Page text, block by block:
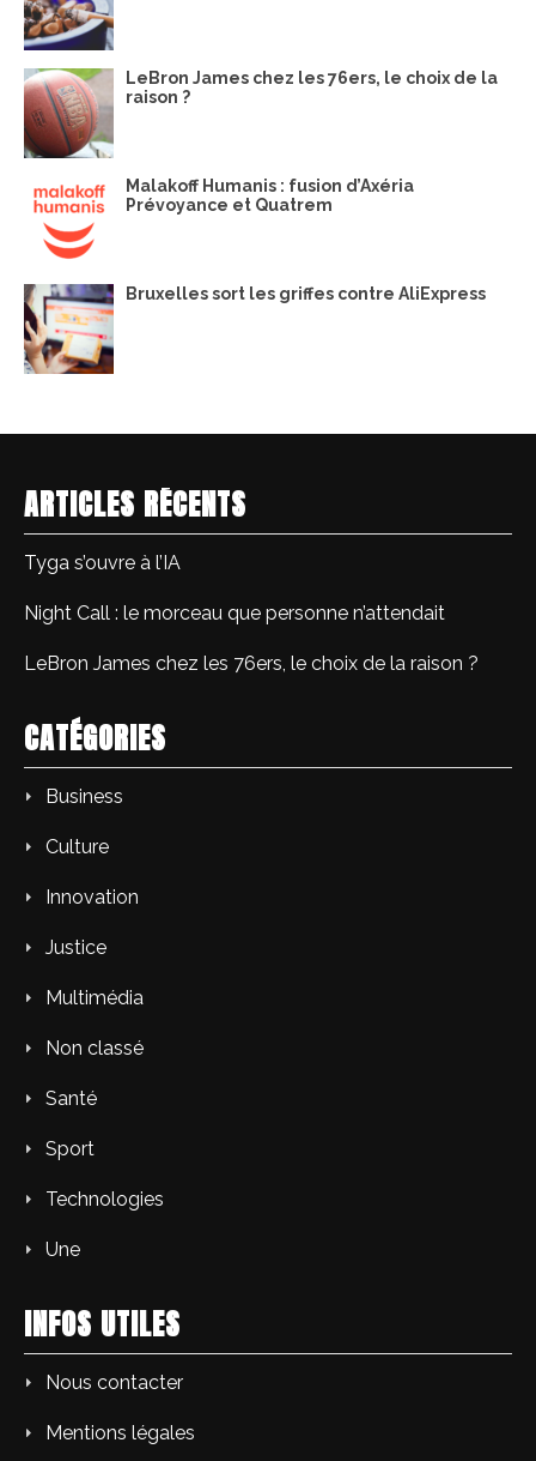
LeBron James chez les 76ers, le choix de la
raison ?
Malakoff Humanis : fusion d’Axéria
Prévoyance et Quatrem
Bruxelles sort les griffes contre AliExpress
ARTICLES RÉCENTS
Tyga s’ouvre à l’IA
Night Call : le morceau que personne n’attendait
LeBron James chez les 76ers, le choix de la raison ?
CATÉGORIES
Business
Culture
Innovation
Justice
Multimédia
Non classé
Santé
Sport
Technologies
Une
INFOS UTILES
Nous contacter
Mentions légales